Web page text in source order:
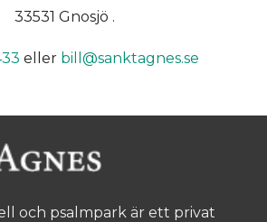
33531 Gnosjö .
eller bill@sanktagnes.se
och psalmpark är ett privat